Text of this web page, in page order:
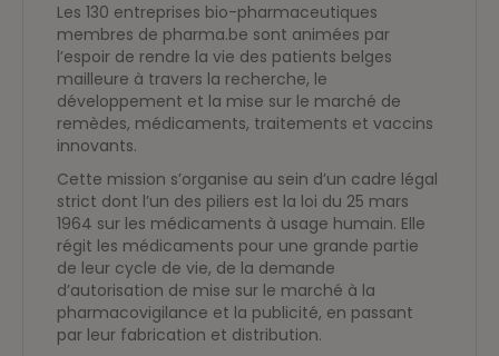
Les 130 entreprises bio-pharmaceutiques
membres de pharma.be sont animées par
l’espoir de rendre la vie des patients belges
mailleure à travers la recherche, le
développement et la mise sur le marché de
remèdes, médicaments, traitements et vaccins
innovants.
Cette mission s’organise au sein d’un cadre légal
strict dont l’un des piliers est la loi du 25 mars
1964 sur les médicaments à usage humain. Elle
régit les médicaments pour une grande partie
de leur cycle de vie, de la demande
d’autorisation de mise sur le marché à la
pharmacovigilance et la publicité, en passant
par leur fabrication et distribution.